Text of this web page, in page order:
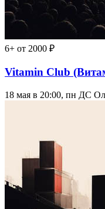
6+ от 2000 ₽
Vitamin Club
18 мая в 20:00, пн ДС